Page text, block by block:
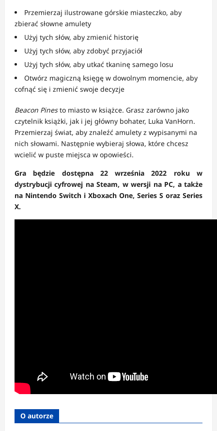
Przemierzaj ilustrowane górskie miasteczko, aby
zbierać słowne amulety
Użyj tych słów, aby zmienić historię
Użyj tych słów, aby zdobyć przyjaciół
Użyj tych słów, aby utkać tkaninę samego losu
Otwórz magiczną księgę w dowolnym momencie, aby
cofnąć się i zmienić swoje decyzje
Beacon Pinesto miasto w książce. Grasz zarówno jako
czytelnik książki, jak i jej główny bohater, Luka VanHorn.
Przemierzaj świat, aby znaleźć amulety z wypisanymi na
nich słowami. Następnie wybieraj słowa, które chcesz
wcielić w puste miejsca w opowieści.
Gra będzie dostępna 22 września 2022 roku w
dystrybucji cyfrowej na Steam, w wersji na PC, a także
na Nintendo Switch i Xboxach One, Series S oraz Series
X.
O autorze